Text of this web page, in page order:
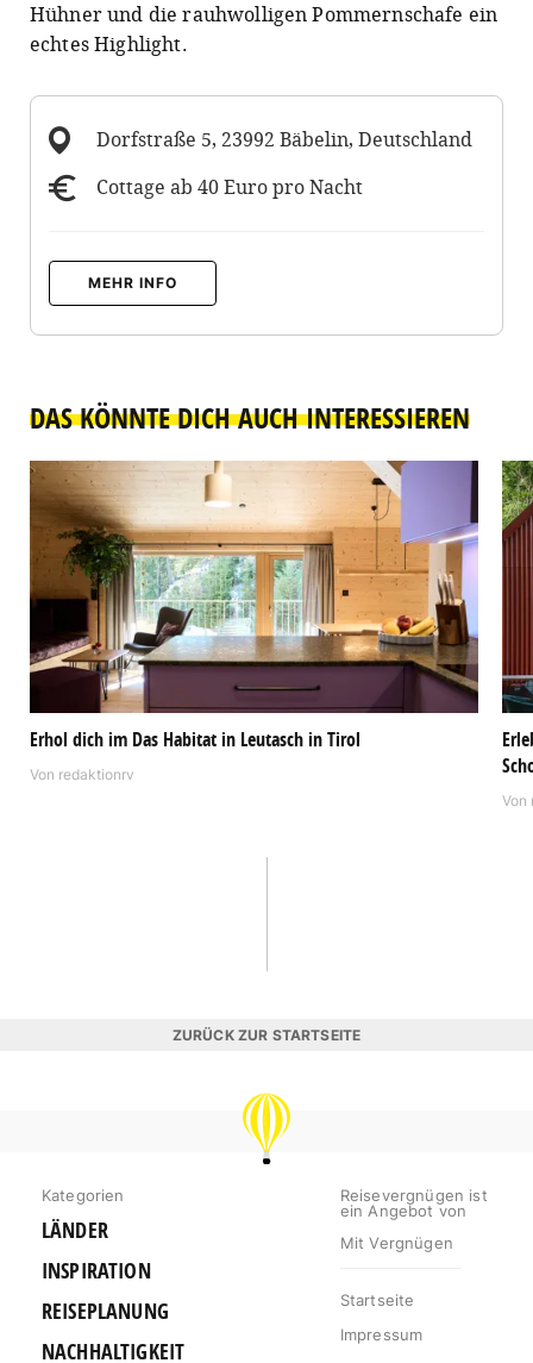
Hühner und die rauhwolligen Pommernschafe ein
echtes Highlight.
Dorfstraße 5, 23992 Bäbelin, Deutschland
Cottage ab 40 Euro pro Nacht
MEHR INFO
DAS KÖNNTE DICH AUCH INTERESSIEREN
Erhol dich im Das Habitat in Leutasch in Tirol
Von redaktionrv
Von
ZURÜCK ZUR STARTSEITE
REISEVERGNÜGEN
Kategorien
LÄNDER
INSPIRATION
REISEPLANUNG
NACHHALTIGKEIT
Reisevergnügen ist
ein Angebot von
Mit Vergnügen
Startseite
Impressum